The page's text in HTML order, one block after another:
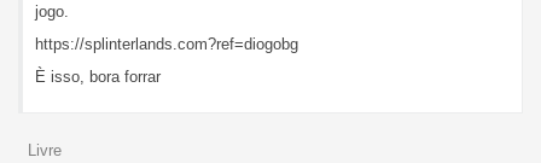
jogo.
https://splinterlands.com?ref=diogobg
È isso, bora forrar
Livre